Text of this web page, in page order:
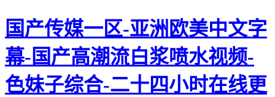
国产传媒一区-亚洲欧美中文字
幕-国产高潮流白浆喷水视频-
色妹子综合-二十四小时在线更